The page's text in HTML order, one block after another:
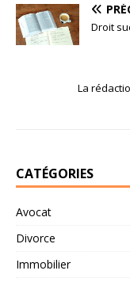
Droit
La
CATÉGORIES
Avocat
Divorce
Immobilier